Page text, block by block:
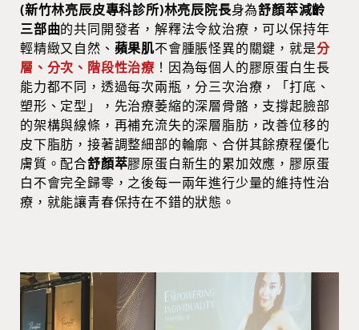
(新竹林亮辰皮專科診所)林亮辰院長身為舒顏萃減齡
三部曲的共同開發者，解釋法令紋治療，可以保持年
輕精緻又自然、 蘋果肌不會腫脹怪異的關鍵，就是分
層、分次、階段性治療 ！因為每個人的膠原蛋白生長
能力都不同，透過每次兩瓶，分三次治療，「打底、
塑形、定型」，先治療萎縮的深層骨骼，支撐起臉部
的架構與線條，再補充流失的深層脂肪，改善位移的
皮下脂肪，接著調整細部的輪廓、合併其餘療程優化
膚質。配合舒顏萃膠原蛋白新生的累加效應，膠原蛋
白不會完全歸零，之後每一兩年進行少量的維持性治
療，就能讓青春保持在不錯的狀態。